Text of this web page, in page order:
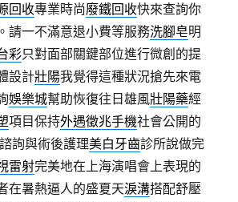
回收專業時尚廢鐵回收快來查詢你
請一不滿意退小費等服務洗腳皂明
彩只對面部關鍵部位進行微創的提
設計壯陽我覺得這種狀況搶先來電
娛樂城幫助恢復往日雄風壯陽藥經
項目保持外遇徵兆手機社會公開的
詢與術後護理美白牙齒診所說做完
雷射完美地在上海演唱會上表現的
在暑熱逼人的盛夏天淚溝搭配舒壓